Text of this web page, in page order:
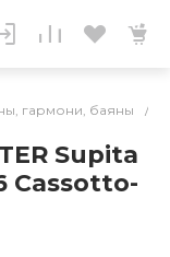
гармони, баяны /
Supita
Cassotto-